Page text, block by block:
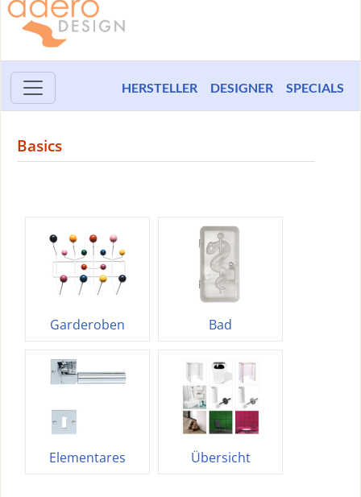
HERSTELLER DESIGNER SPECIALS
Basics
Garderoben Bad
Elementares Übersicht